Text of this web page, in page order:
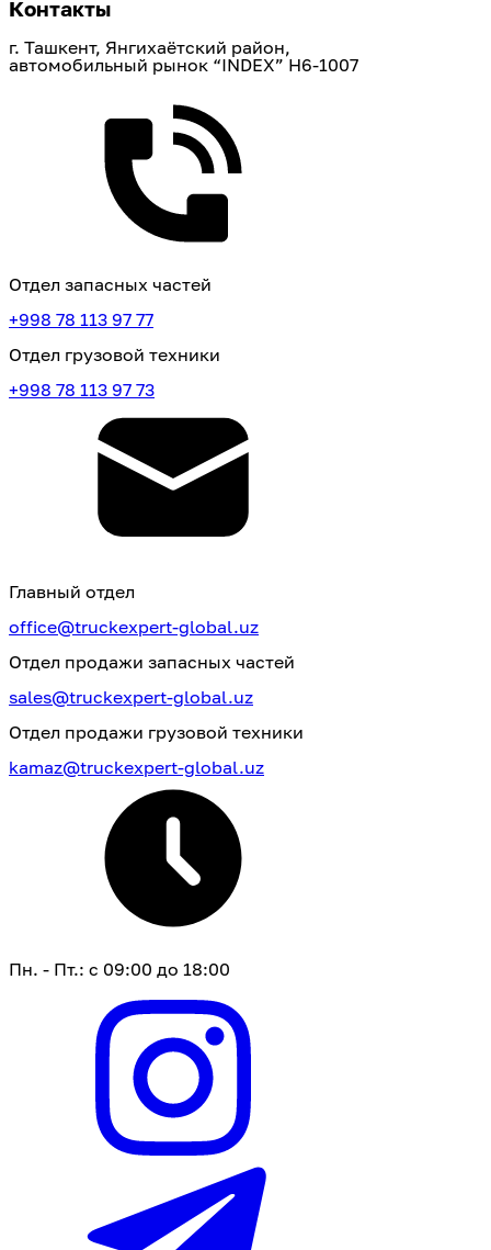
Контакты
г. Ташкент, Янгихаётский район,
автомобильный рынок “INDEX” H6-1007
Отдел запасных частей
+998 78 113 97 77
Отдел грузовой техники
+998 78 113 97 73
Главный отдел
office@truckexpert-global.uz
Отдел продажи запасных частей
sales@truckexpert-global.uz
Отдел продажи грузовой техники
kamaz@truckexpert-global.uz
Пн. - Пт.: с 09:00 до 18:00